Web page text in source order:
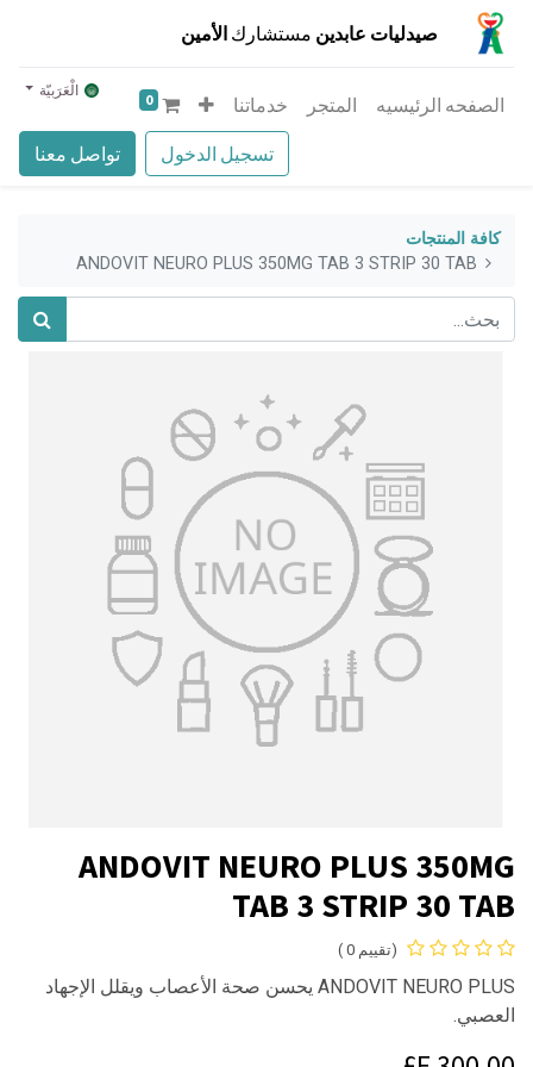
صيدليات عابدين مستشارك الأمين
تسجيل الدخول تواصل معنا
الصفحه الرئيسيه المتجر خدماتنا 0 الْعَرَبيّة
كافة المنتجات
ANDOVIT NEURO PLUS 350MG TAB 3 STRIP 30 TAB
ANDOVIT NEURO PLUS 350MG
TAB 3 STRIP 30 TAB
(تقييم 0 )
ANDOVIT NEURO PLUS يحسن صحة الأعصاب ويقلل الإجهاد
العصبي.